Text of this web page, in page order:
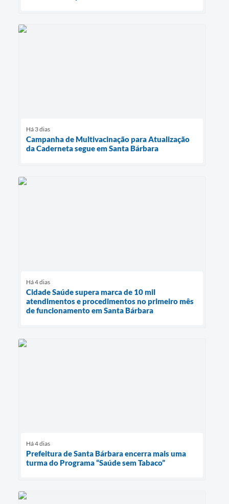
Há 3 dias
Campanha de Multivacinação para Atualização
da Caderneta segue em Santa Bárbara
Há 4 dias
Cidade Saúde supera marca de 10 mil
atendimentos e procedimentos no primeiro mês
de funcionamento em Santa Bárbara
Há 4 dias
Prefeitura de Santa Bárbara encerra mais uma
turma do Programa “Saúde sem Tabaco”